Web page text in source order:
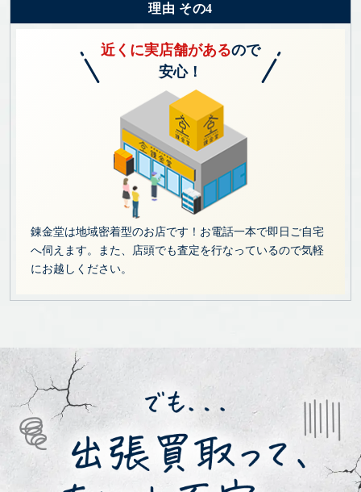
理由 その4
近くに実店舗があるので
安心！
錬金堂は地域密着型のお店です！お電話一本で即日ご自宅
へ伺えます。また、店頭でも査定を行なっているので気軽
にお越しください。